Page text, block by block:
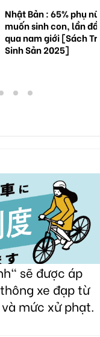
Nhật Bản : 65% phụ
muốn sinh con, lần
qua nam giới [Sách
Sinh Sản 2025]
sẽ được áp
xe đạp từ
mức xử phạt.